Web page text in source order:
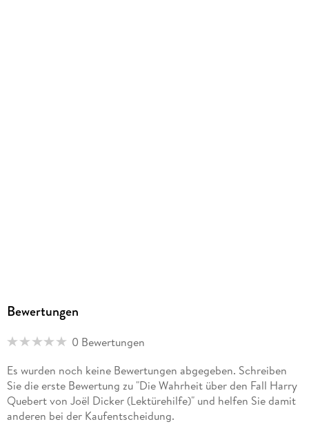
Bewertungen
0 Bewertungen
Es wurden noch keine Bewertungen abgegeben. Schreiben
Sie die erste Bewertung zu "Die Wahrheit über den Fall Harry
Quebert von Joël Dicker (Lektürehilfe)" und helfen Sie damit
anderen bei der Kaufentscheidung.